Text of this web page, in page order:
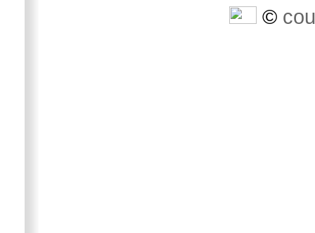
©